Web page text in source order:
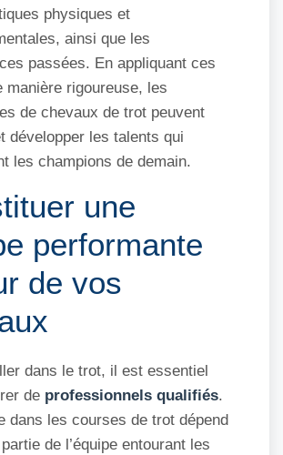
physiques et
ainsi que les
passées. En appliquant ces
manière rigoureuse, les
de chevaux de trot peuvent
développer les talents qui
les champions de demain.
une
performante
de vos
dans le trot, il est essentiel
de professionnels qualifiés.
dans les courses de trot dépend
de l’équipe entourant les